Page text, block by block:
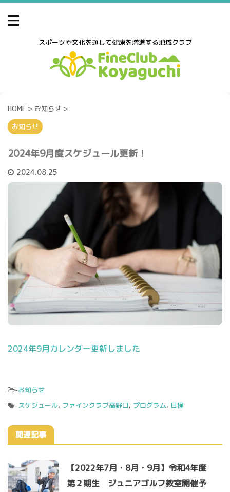
スポーツや文化を通して健康を増進する地域クラブ
HOME > お知らせ >
お知らせ
2024年9月度スケジュール更新！
2024.08.25
2024年9月カレンダー更新しました
-お知らせ
-スケジュール, ファインクラブ高野口, プログラム, 日程
関連記事
【2022年7月・8月・9月】令和4年度
第２期生 ジュニアゴルフ教室開催予